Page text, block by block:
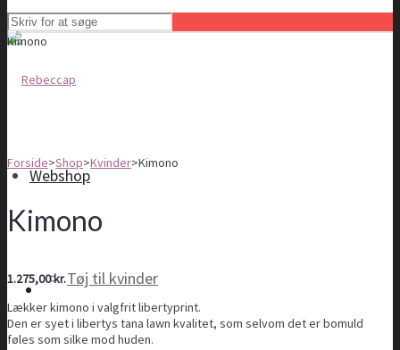
Webshop
Tøj til kvinder
Kimono
Forside>Shop>Kvinder>Kimono
Kimono
1.275,00kr.
Lækker kimono i valgfrit libertyprint.
Den er syet i libertys tana lawn kvalitet, som selvom det er bomuld
føles som silke mod huden.